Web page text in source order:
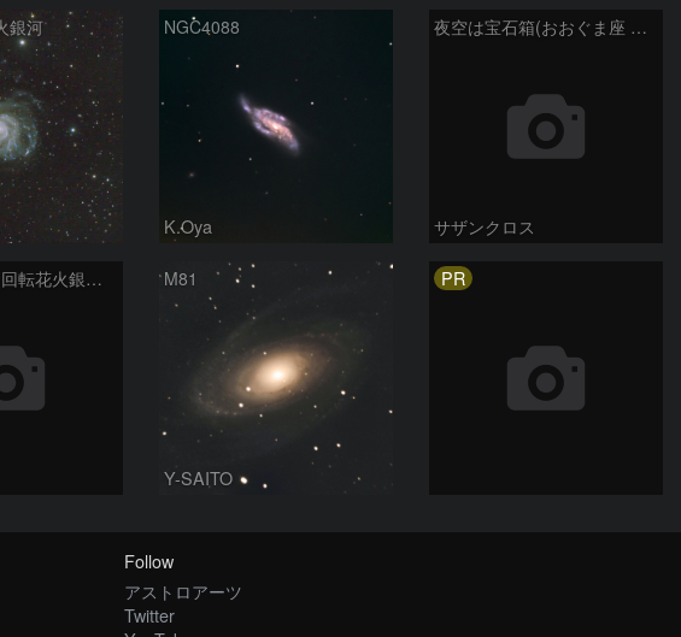
銀河 NGC4088
K.Oya
夜空は宝石箱(おおぐま座 NGC3198) Seestar50
サザンクロス
夜空は宝石箱(回転花火銀河 M101) Seestar50 M81
Y-SAITO
PR
Follow
アストロアーツ
Twitter